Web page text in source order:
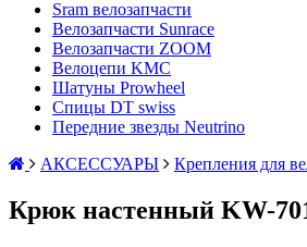
Sram велозапчасти
Велозапчасти Sunrace
Велозапчасти ZOOM
Велоцепи KMC
Шатуны Prowheel
Спицы DT swiss
Передние звезды Neutrino
АКСЕССУАРЫ
Крепления для
Крюк настенный KW-